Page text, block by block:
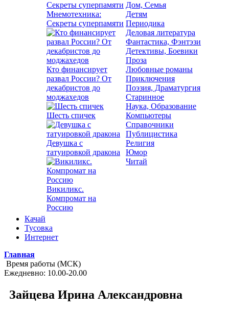
Мнемотехника:
Секреты суперпамяти
Кто финансирует
развал России? От
декабристов до
моджахедов
Шесть спичек
Девушка с
татуировкой дракона
Викиликс.
Компромат на
Россию
Дом, Семья
Детям
Периодика
Деловая литература
Фантастика, Фэнтэзи
Детективы, Боевики
Проза
Любовные романы
Приключения
Поэзия, Драматургия
Старинное
Наука, Образование
Компьютеры
Справочники
Публицистика
Религия
Юмор
Читай
Качай
Тусовка
Интернет
Главная
Время работы (МСК)
Ежедневно: 10.00-20.00
Зайцева Ирина Александровна